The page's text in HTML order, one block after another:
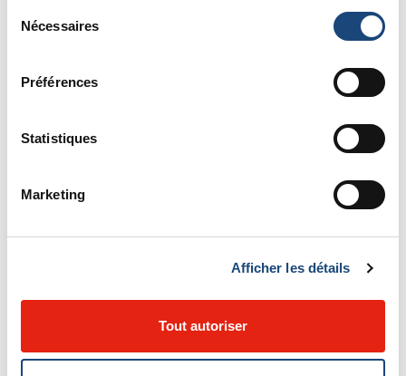
Nécessaires
Préférences
Statistiques
Marketing
Afficher les détails
Tout autoriser